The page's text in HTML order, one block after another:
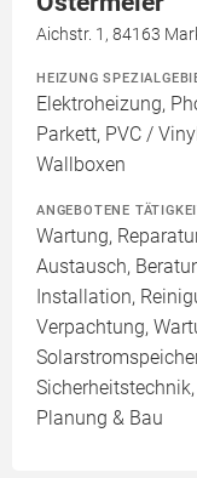
Aichstr. 1, 84163
HEIZUNG
Elektroheizung,
Parkett, PVC /
Wallboxen
ANGEBOTENE
Wartung,
Austausch,
Installation,
Verpachtung,
Planung & Bau